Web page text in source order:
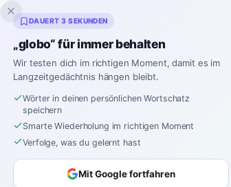
Inklingo Geschichten
DAUERT 3 SEKUNDEN
„globo“ für immer behalten
Wir testen dich im richtigen Moment, damit es im
Langzeitgedächtnis hängen bleibt.
Wörter in deinen persönlichen Wortschatz
speichern
Smarte Wiederholung im richtigen Moment
Verfolge, was du gelernt hast
Mit Google fortfahren